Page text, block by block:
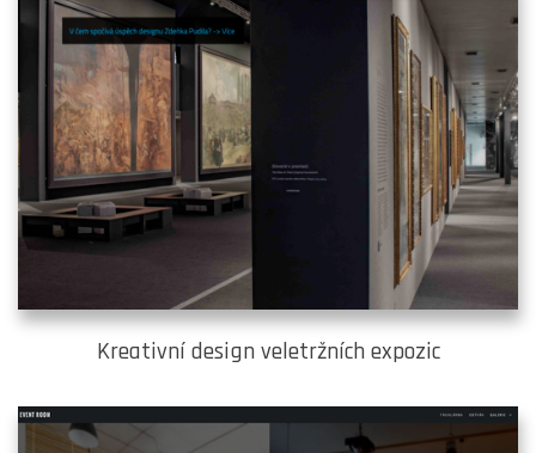
Kreativní design veletržních expozic